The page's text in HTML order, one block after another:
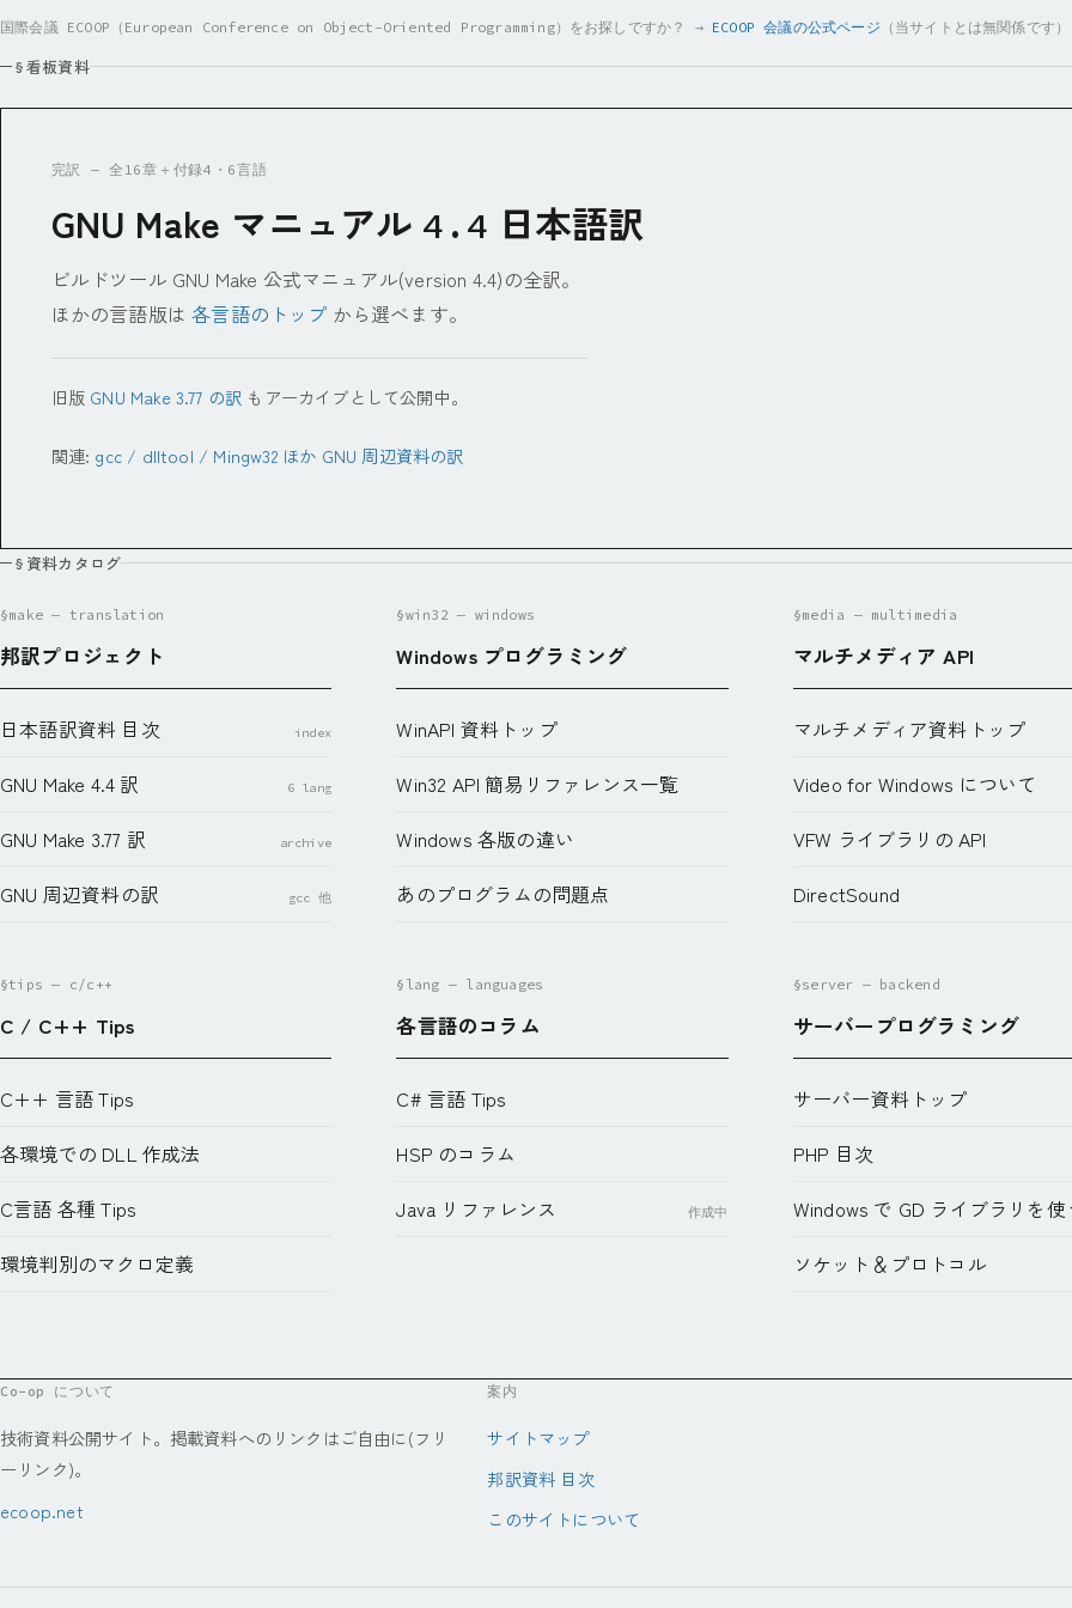
国際会議 ECOOP（European Conference on Object-Oriented Programming）をお探しですか？ → ECOOP 会議の公式ページ （当サイトとは無関係です）
§看板資料
完訳 — 全16章＋付録4・6言語
GNU Make マニュアル 4.4 日本語訳
ビルドツール GNU Make 公式マニュアル(version 4.4)の全訳。
ほかの言語版は各言語のトップ から選べます。
旧版 GNU Make 3.77 の訳 もアーカイブとして公開中。
関連: gcc / dlltool / Mingw32 ほか GNU 周辺資料の訳
§ 資料カタログ
§make — translation
邦訳プロジェクト
日本語訳資料 目次 index
GNU Make 4.4 訳 6 lang
GNU Make 3.77 訳 archive
GNU 周辺資料の訳 gcc 他
§win32 — windows
Windows プログラミング
WinAPI 資料トップ
Win32 API 簡易リファレンス一覧
Windows 各版の違い
あのプログラムの問題点
§media — multimedia
マルチメディア API
マルチメディア資料トップ
Video for Windows について
VFW ライブラリの API
DirectSound
§tips — c/c++
C / C++ Tips
C++ 言語 Tips
各環境での DLL 作成法
C言語 各種 Tips
環境判別のマクロ定義
§lang — languages
各言語のコラム
C# 言語 Tips
HSP のコラム
Java リファレンス
作成中
§server — backend
サーバープログラミング
サーバー資料トップ
PHP 目次
Windows で GD ライブラリを使
ソケット＆プロトコル
Co-op について
技術資料公開サイト。掲載資料へのリンクはご自由に(フリ
ーリンク)。
ecoop.net
案内
サイトマップ
邦訳資料 目次
このサイトについて